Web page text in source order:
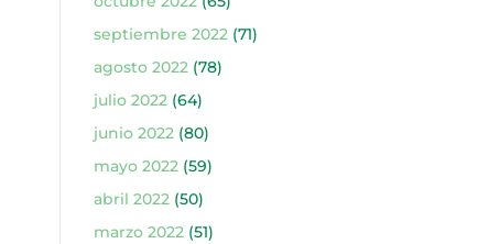
septiembre 2022(71)
agosto 2022(78)
julio 2022(64)
junio 2022(80)
mayo 2022(59)
abril 2022(50)
marzo 2022(51)